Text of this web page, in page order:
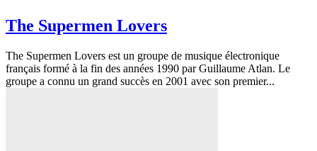
The Supermen Lovers
The Supermen Lovers est un groupe de musique électronique
français formé à la fin des années 1990 par Guillaume Atlan. Le
groupe a connu un grand succès en 2001 avec son premier...